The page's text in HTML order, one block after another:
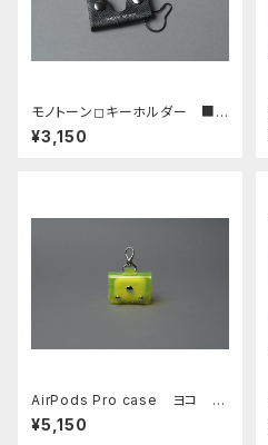
モノトーン◻︎キーホルダー ■オ
ールブラック■
¥3,150
AirPods Pro case ヨコ □
イエロー□
¥5,150